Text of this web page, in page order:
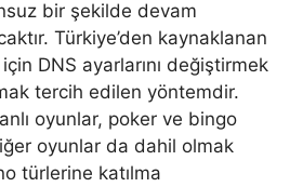
bir şekilde devam
Türkiye’den kaynaklanan
DNS ayarlarını değiştirmek
tercih edilen yöntemdir.
oyunlar, poker ve bingo
oyunlar da dahil olmak
türlerine katılma